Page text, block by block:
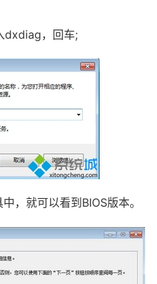
dxdiag，回车;
，就可以看到BIOS版本。